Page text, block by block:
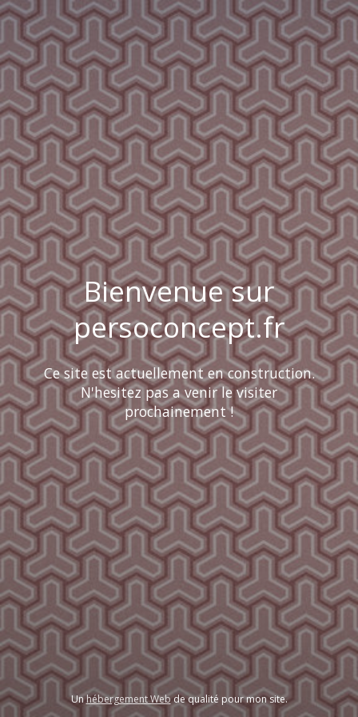
Bienvenue sur
persoconcept.fr
Ce site est actuellement en construction.
N'hesitez pas a venir le visiter
prochainement !
Unhébergement Webde qualité pour mon site.